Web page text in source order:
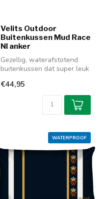
Velits Outdoor
Buitenkussen Mud Race
Nl anker
Gezellig, waterafstotend
buitenkussen dat super leuk
and...
€44,95
WATERPROOF